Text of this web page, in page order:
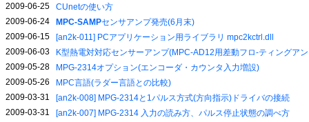
2009-06-25
CUnetの使い方
2009-06-24
MPC-SAMPセンサアンプ発売(6月末)
2009-06-15
[an2k-011] PCアプリケーション用ライブラリ mpc2kctrl.dll
2009-06-03
K型熱電対対応センサーアンプ(MPC-AD12用差動フロ-ティングア
2009-05-28
MPG-2314オプション(エンコーダ・カウンタ入力増設)
2009-05-26
MPC言語(ラダー言語との比較)
2009-03-31
[an2k-008] MPG-2314と1パルス方式(方向指示)ドライバの接続
2009-03-31
[an2k-007] MPG-2314 入力の読み方、パルス停止状態の調べ方